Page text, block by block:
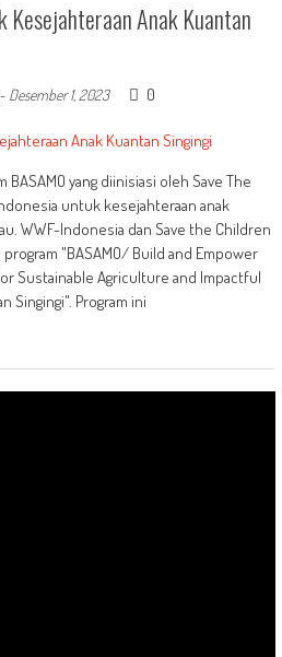
Kesejahteraan Anak Kuantan
Desember 1, 2023 0
BASAMO yang diinisiasi oleh Save The
untuk kesejahteraan anak
WWF-Indonesia dan Save the Children
"BASAMO/ Build and Empower
Sustainable Agriculture and Impactful
Singingi". Program ini